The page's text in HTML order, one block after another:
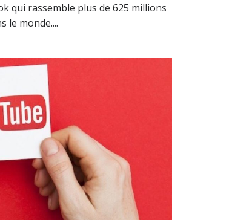
qui rassemble plus de 625 millions
le monde....